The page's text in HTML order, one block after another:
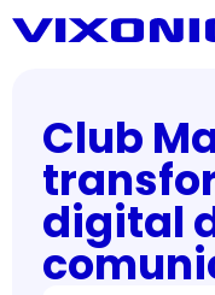
Club
digital